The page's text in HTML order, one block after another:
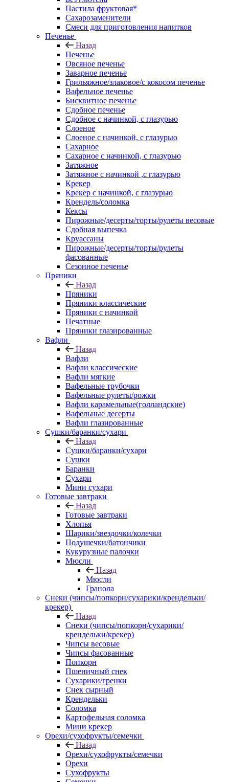
Пастила фруктовая*
Сахарозаменители
Смеси для приготовления напитков
Печенье
Назад
Печенье
Овсяное печенье
Заварное печенье
Грильяжное/злаковое/с кокосом печенье
Вафельное печенье
Бисквитное печенье
Сдобное печенье
Сдобное с начинкой, с глазурью
Слоеное
Слоеное с начинкой, с глазурью
Сахарное
Сахарное с начинкой, с глазурью
Затяжное
Затяжное с начинкой ,с глазурью
Крекер
Крекер с начинкой, с глазурью
Крендель/соломка
Кексы
Пирожные/десерты/торты/рулеты весовые
Сдобная выпечка
Круассаны
Пирожные/десерты/торты/рулеты
фасованные
Сезонное печенье
Пряники
Назад
Пряники
Пряники классические
Пряники с начинкой
Печатные
Пряники глазированные
Вафли
Назад
Вафли
Вафли классические
Вафли мягкие
Вафельные трубочки
Вафельные рулеты/рожки
Вафли карамельные(голландские)
Вафельные десерты
Вафли глазированные
Сушки/баранки/сухари
Назад
Сушки/баранки/сухари
Сушки
Баранки
Сухари
Мини сухари
Готовые завтраки
Назад
Готовые завтраки
Хлопья
Шарики/звездочки/колечки
Подушечки/батончики
Кукурузные палочки
Мюсли
Назад
Мюсли
Гранола
Снеки (чипсы/попкорн/сухарики/крендельки/
крекер)
Назад
Снеки (чипсы/попкорн/сухарики/
крендельки/крекер)
Чипсы весовые
Чипсы фасованные
Попкорн
Пшеничный снек
Сухарики/гренки
Снек сырный
Крендельки
Соломка
Картофельная соломка
Мини крекер
Орехи/сухофрукты/семечки
Назад
Орехи/сухофрукты/семечки
Орехи
Сухофрукты